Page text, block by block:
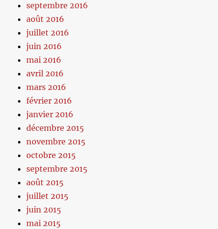
septembre 2016
août 2016
juillet 2016
juin 2016
mai 2016
avril 2016
mars 2016
février 2016
janvier 2016
décembre 2015
novembre 2015
octobre 2015
septembre 2015
août 2015
juillet 2015
juin 2015
mai 2015